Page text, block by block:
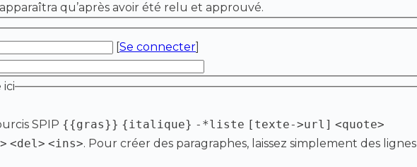
qu’après avoir été relu et approuvé.
[Se connecter]
SPIP {{gras}} {italique} -*liste [texte->url] <quote>
<del> <ins>. Pour créer des paragraphes, laissez simplement des lignes